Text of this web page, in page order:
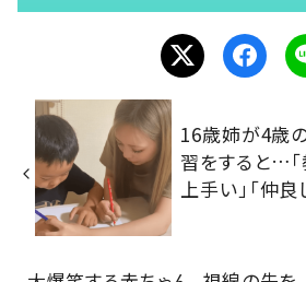
16歳姉が4歳
習をすると…
上手い」「仲良